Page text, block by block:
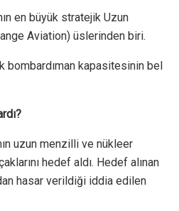
en büyük stratejik Uzun
Aviation) üslerinden biri.
bombardıman kapasitesinin bel
uzun menzilli ve nükleer
hedef aldı. Hedef alınan
hasar verildiği iddia edilen